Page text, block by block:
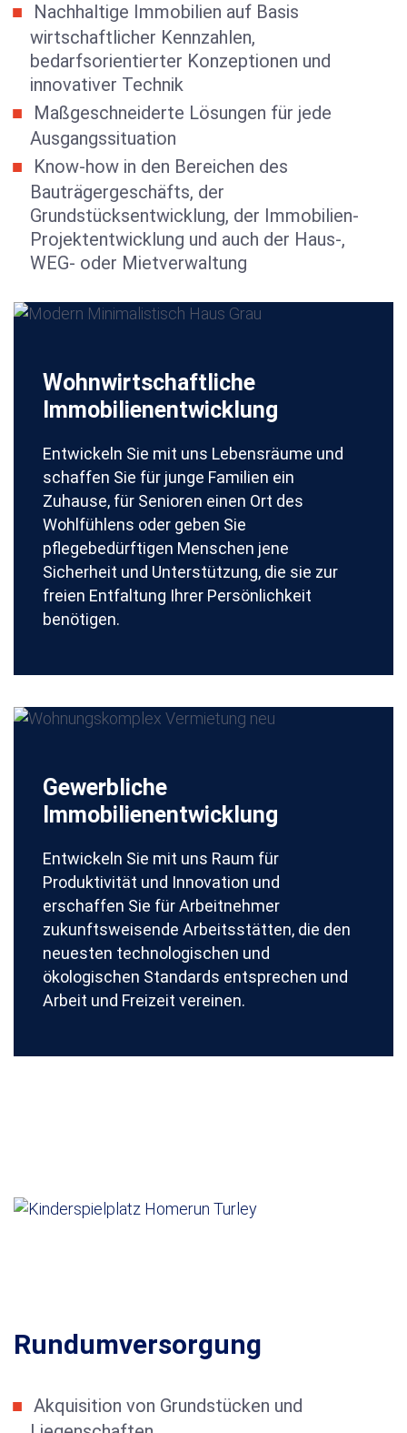
Nachhaltige Immobilien auf Basis
wirtschaftlicher Kennzahlen,
bedarfsorientierter Konzeptionen und
innovativer Technik
Maßgeschneiderte Lösungen für jede
Ausgangssituation
Know-how in den Bereichen des
Bauträgergeschäfts, der
Grundstücksentwicklung, der Immobilien-
Projektentwicklung und auch der Haus-,
WEG- oder Mietverwaltung
Wohnwirtschaftliche
Immobilienentwicklung
Entwickeln Sie mit uns Lebensräume und
schaffen Sie für junge Familien ein
Zuhause, für Senioren einen Ort des
Wohlfühlens oder geben Sie
pflegebedürftigen Menschen jene
Sicherheit und Unterstützung, die sie zur
freien Entfaltung Ihrer Persönlichkeit
benötigen.
Gewerbliche
Immobilienentwicklung
Entwickeln Sie mit uns Raum für
Produktivität und Innovation und
erschaffen Sie für Arbeitnehmer
zukunftsweisende Arbeitsstätten, die den
neuesten technologischen und
ökologischen Standards entsprechen und
Arbeit und Freizeit vereinen.
Rundumversorgung
Akquisition von Grundstücken und